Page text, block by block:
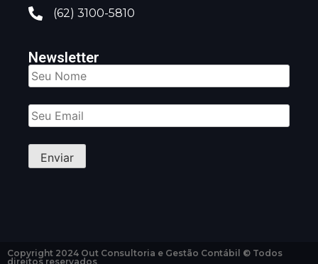
(62) 3100-5810
Newsletter
Copyright 2024 Out Consultoria e Gestão Contábil © Todos
direitos reservados